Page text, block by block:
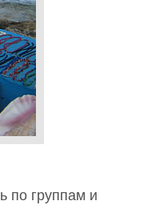
по группам и